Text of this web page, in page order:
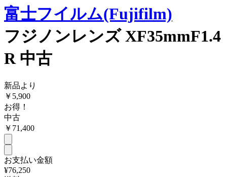
富士フイルム(Fujifilm)
フジノンレンズ XF35mmF1.4
R 中古
新品より
￥ 5,900
お得！
中古
￥ 71,400
お支払い金額
¥76,250